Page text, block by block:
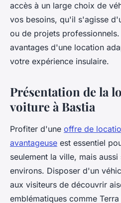
accès à un large choix de
vos besoins, qu'il s'agisse
ou de projets
avantages d'une location
votre expérience insulaire.
Présentation de la
voiture à Bastia
Profiter d'une offre de
avantageuse est essentiel
seulement la ville, mais
environs. Disposer d'un
aux visiteurs de découvrir
emblématiques comme